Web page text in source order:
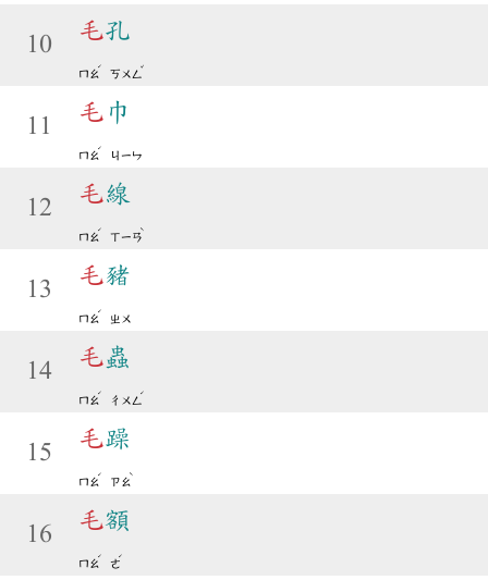
10
毛孔
ㄇㄠ
ˊ
ㄎㄨㄥ
ˇ
11
毛 巾
ㄇㄠ
ˊ
ㄐㄧㄣ
12
毛線
ㄇㄠ
ˊ
ㄒㄧㄢ
ˋ
13
毛豬
ㄇㄠ
ˊ
ㄓㄨ
14
毛蟲
ㄇㄠ
ˊ
ㄔㄨㄥ
ˊ
15
毛躁
ㄇㄠ
ˊ
ㄗㄠ
ˋ
16
毛額
ㄇㄠ
ˊ
ㄜ
ˊ